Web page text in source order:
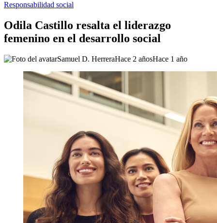
Responsabilidad social
Odila Castillo resalta el liderazgo
femenino en el desarrollo social
Samuel D. HerreraHace 2 añosHace 1 año